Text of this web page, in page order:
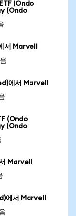
(Ondo
(Ondo
Marvell
에서 Marvell
(Ondo
(Ondo
Marvell
에서 Marvell